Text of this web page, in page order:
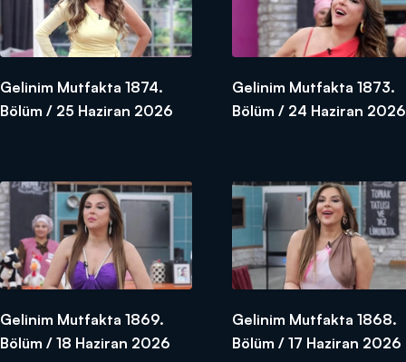
Gelinim Mutfakta 1874.
Bölüm / 25 Haziran 2026
Gelinim Mutfakta 1873.
Bölüm / 24 Haziran 2026
Gelinim Mutfakta 1869.
Bölüm / 18 Haziran 2026
Gelinim Mutfakta 1868.
Bölüm / 17 Haziran 2026